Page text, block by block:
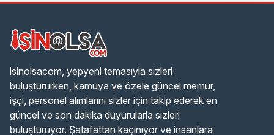
isinolsacom, yepyeni temasıyla sizleri
buluştururken, kamuya ve özele güncel memur,
işçi, personel alımlarını sizler için takip ederek en
güncel ve son dakika duyurularla sizleri
buluşturuyor. Şatafattan kaçınıyor ve insanlara